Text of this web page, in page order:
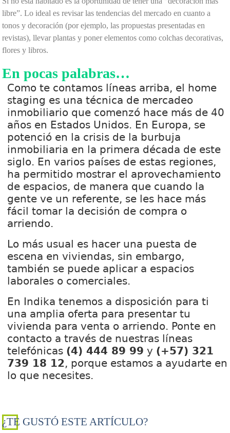
libre”. Lo ideal es revisar las tendencias del mercado en cuanto a
tonos y decoración (por ejemplo, las propuestas presentadas en
revistas), llevar plantas y poner elementos como colchas decorativas,
flores y libros.
En pocas palabras…
Como te contamos líneas arriba, el home
staging es una técnica de mercadeo
inmobiliario que comenzó hace más de 40
años en Estados Unidos. En Europa, se
potenció en la crisis de la burbuja
inmobiliaria en la primera década de este
siglo. En varios países de estas regiones,
ha permitido mostrar el aprovechamiento
de espacios, de manera que cuando la
gente ve un referente, se les hace más
fácil tomar la decisión de compra o
arriendo.
Lo más usual es hacer una puesta de
escena en viviendas, sin embargo,
también se puede aplicar a espacios
laborales o comerciales.
En Indika tenemos a disposición para ti
una amplia oferta para presentar tu
vivienda para venta o arriendo. Ponte en
contacto a través de nuestras líneas
telefónicas (4) 444 89 99 y (+57) 321
739 18 12, porque estamos a ayudarte en
lo que necesites.
¿TE GUSTÓ ESTE ARTÍCULO?